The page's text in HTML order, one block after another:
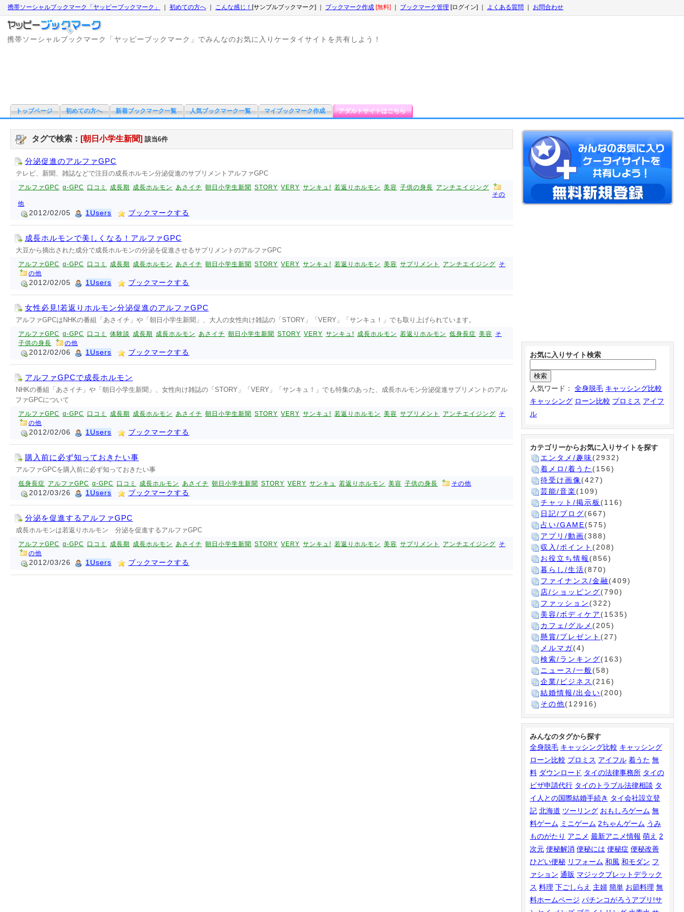
携帯ソーシャルブックマーク「ヤッピーブックマーク」 初めての方へ こんな感じ！ [サンプルブックマーク] ｜ ブックマーク作成 [無料] ブックマーク管理 [ログイン] ｜ よくある質問 お問合わせ
携帯ソーシャルブックマーク「ヤッピーブックマーク」でみんなのお気に入りケータイサイトを共有しよう！
トップページ 初めての方へ 新着ブックマーク一覧 人気ブックマーク一覧 マイブックマーク作成 アダルトサイトはこちら
タグで検索： [朝日小学生新聞] 該当6件
分泌促進のアルファGPC
テレビ、新聞、雑誌などで注目の成長ホルモン分泌促進のサプリメントアルファGPC
アルファGPC α-GPC 口コミ 成長期 成長ホルモン あさイチ 朝日小学生新聞 STORY VERY サンキュ! 若返りホルモン 美容 子供の身長 アンチエイジング
その
他
2012/02/05 1Users ブックマークする
成長ホルモンで美しくなる！アルファGPC
大豆から摘出された成分で成長ホルモンの分泌を促進させるサプリメントのアルファGPC
アルファGPC α-GPC 口コミ 成長期 成長ホルモン あさイチ 朝日小学生新聞 STORY VERY サンキュ! 若返りホルモン 美容 サプリメント アンチエイジング そ
の他
2012/02/05 1Users ブックマークする
女性必見!若返りホルモン分泌促進のアルファGPC
アルファGPCはNHKの番組「あさイチ」や「朝日小学生新聞」、大人の女性向け雑誌の「STORY」「VERY」「サンキュ！」でも取り上げられています。
アルファGPC α-GPC 口コミ 体験談 成長期 成長ホルモン あさイチ 朝日小学生新聞 STORY VERY サンキュ! 成長ホルモン 若返りホルモン 低身長症 美容
子供の身長
そ
の他
2012/02/06 1Users ブックマークする
アルファGPCで成長ホルモン
NHKの番組「あさイチ」や「朝日小学生新聞」、女性向け雑誌の「STORY」「VERY」「サンキュ！」でも特集のあった、成長ホルモン分泌促進サプリメントのアル
ファGPCについて
アルファGPC α-GPC 口コミ 成長期 成長ホルモン あさイチ 朝日小学生新聞 STORY VERY サンキュ! 若返りホルモン 美容 サプリメント アンチエイジング そ
の他
2012/02/06 1Users ブックマークする
購入前に必ず知っておきたい事
アルファGPCを購入前に必ず知っておきたい事
低身長症 アルファGPC α-GPC 口コミ 成長ホルモン あさイチ 朝日小学生新聞 STORY VERY サンキュ 若返りホルモン 美容 子供の身長 その他
2012/03/26 1Users ブックマークする
分泌を促進するアルファGPC
成長ホルモンは若返りホルモン 分泌を促進するアルファGPC
アルファGPC α-GPC 口コミ 成長期 成長ホルモン あさイチ 朝日小学生新聞 STORY VERY サンキュ! 若返りホルモン 美容 サプリメント アンチエイジング そ
の他
2012/03/26 1Users ブックマークする
お気に入りサイト検索
人気ワード： 全身脱毛 キャッシング比較
キャッシング ローン比較 プロミス アイフ
ル
カテゴリーからお気に入りサイトを探す
エンタメ/趣味(2932)
着メロ/着うた (156)
待受け画像(427)
芸能/音楽 (109)
チャット/掲示板 (116)
日記/ブログ(667)
占い/GAME(575)
アプリ/動画(388)
収入/ポイント (208)
お役立ち情報 (856)
暮らし/生活(870)
ファイナンス/金融 (409)
店/ショッピング(790)
ファッション (322)
美容/ボディケア (1535)
カフェ/グルメ (205)
懸賞/プレゼント (27)
メルマガ(4)
検索/ランキング(163)
ニュース/一般(58)
企業/ビジネス (216)
結婚情報/出会い(200)
その他(12916)
みんなのタグから探す
全身脱毛 キャッシング比較 キャッシング
ローン比較 プロミス アイフル 着うた 無
料 ダウンロード タイの法律事務所 タイの
ビザ申請代行 タイのトラブル法律相談 タ
イ人との国際結婚手続き タイ会社設立登
記 北海道 ツーリング おもしろゲーム 無
料ゲーム ミニゲーム 2ちゃんゲーム うみ
ものがたり アニメ 最新アニメ情報 萌え 2
次元 便秘解消 便秘には 便秘症 便秘改善
ひどい便秘 リフォーム 和風 和モダン フ
ァション 通販 マジックブレットデラック
ス 料理 下ごしらえ 主婦 簡単 お節料理 無
料ホームページ パチンコがろうアプリ!サ